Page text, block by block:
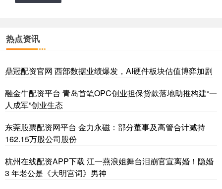
热点资讯
鼎冠配资官网 西部数据业绩爆发，AI硬件板块估值博弈加剧
融金牛配资平台 青岛首笔OPC创业担保贷款落地助推构建“一
人成军”创业生态
东莞股票配资网平台 金力永磁：部分董事及高管合计减持
162.15万股公司股份
杭州在线配资APP下载 江一燕浪姐舞台泪崩官宣离婚！隐婚
3 年老公是《大明宫词》男神